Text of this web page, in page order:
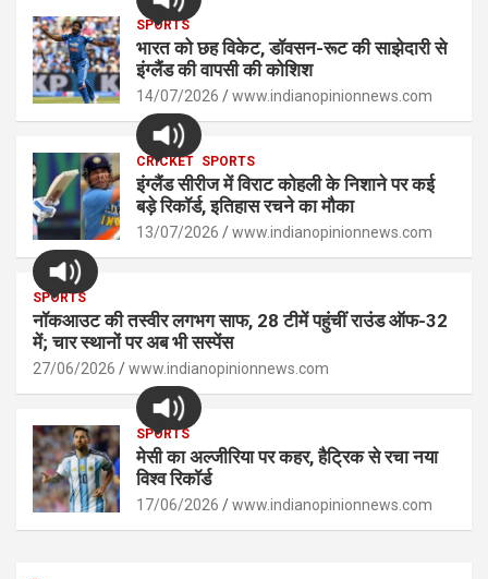
s
A
p
p
b
o
o
k
n
g
er
Li
n
k
e
SPORTS
भारत को छह विकेट, डॉवसन-रूट की साझेदारी से
इंग्लैंड की वापसी की कोशिश
14/07/2026 www.indianopinionnews.com
CRICKET SPORTS
इंग्लैंड सीरीज में विराट कोहली के निशाने पर कई
बड़े रिकॉर्ड, इतिहास रचने का मौका
13/07/2026 www.indianopinionnews.com
SPORTS
नॉकआउट की तस्वीर लगभग साफ, 28 टीमें पहुंचीं राउंड ऑफ-32
में; चार स्थानों पर अब भी सस्पेंस
27/06/2026 www.indianopinionnews.com
SPORTS
मेसी का अल्जीरिया पर कहर, हैट्रिक से रचा नया
विश्व रिकॉर्ड
17/06/2026 www.indianopinionnews.com